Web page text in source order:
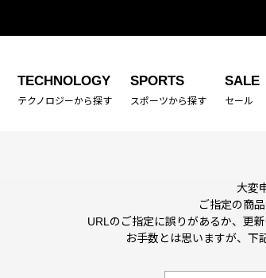
TECHNOLOGY
テクノロジーから探す
SPORTS
スポーツから探す
SALE
セール
大変
ご指定の商
URLのご指定に誤りがあるか、更
お手数とは思いますが、下